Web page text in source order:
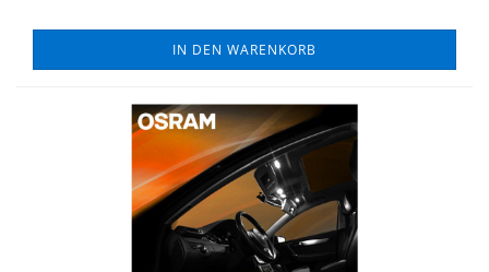
IN DEN WARENKORB